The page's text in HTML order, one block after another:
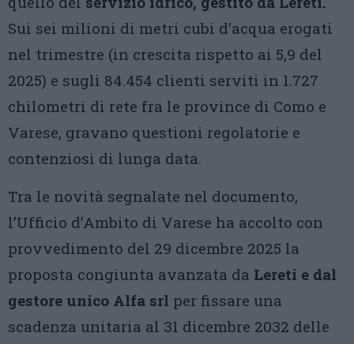
Sui sei milioni di metri cubi d’acqua erogati
nel trimestre (in crescita rispetto ai 5,9 del
2025) e sugli 84.454 clienti serviti in 1.727
chilometri di rete fra le province di Como e
Varese, gravano questioni regolatorie e
contenziosi di lunga data.
Tra le novità segnalate nel documento,
l’Ufficio d’Ambito di Varese ha accolto con
provvedimento del 29 dicembre 2025 la
proposta congiunta avanzata da Lereti e dal
gestore unico Alfa srl per fissare una
scadenza unitaria al 31 dicembre 2032 delle